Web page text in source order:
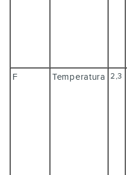
F Temperatura 2,3